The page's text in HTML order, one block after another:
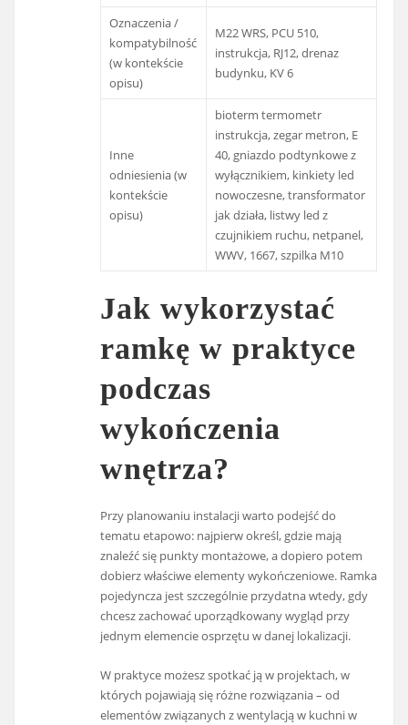
Oznaczenia /
kompatybilność
(w kontekście
opisu)
M22 WRS, PCU 510,
instrukcja, RJ12, drenaz
budynku, KV 6
Inne
odniesienia (w
kontekście
opisu)
bioterm termometr
instrukcja, zegar metron, E
40, gniazdo podtynkowe z
wyłącznikiem, kinkiety led
nowoczesne, transformator
jak działa, listwy led z
czujnikiem ruchu, netpanel,
WWV, 1667, szpilka M10
Jak wykorzystać
ramkę w praktyce
podczas
wykończenia
wnętrza?
Przy planowaniu instalacji warto podejść do
tematu etapowo: najpierw określ, gdzie mają
znaleźć się punkty montażowe, a dopiero potem
dobierz właściwe elementy wykończeniowe. Ramka
pojedyncza jest szczególnie przydatna wtedy, gdy
chcesz zachować uporządkowany wygląd przy
jednym elemencie osprzętu w danej lokalizacji.
W praktyce możesz spotkać ją w projektach, w
których pojawiają się różne rozwiązania – od
elementów związanych z wentylacją w kuchni w